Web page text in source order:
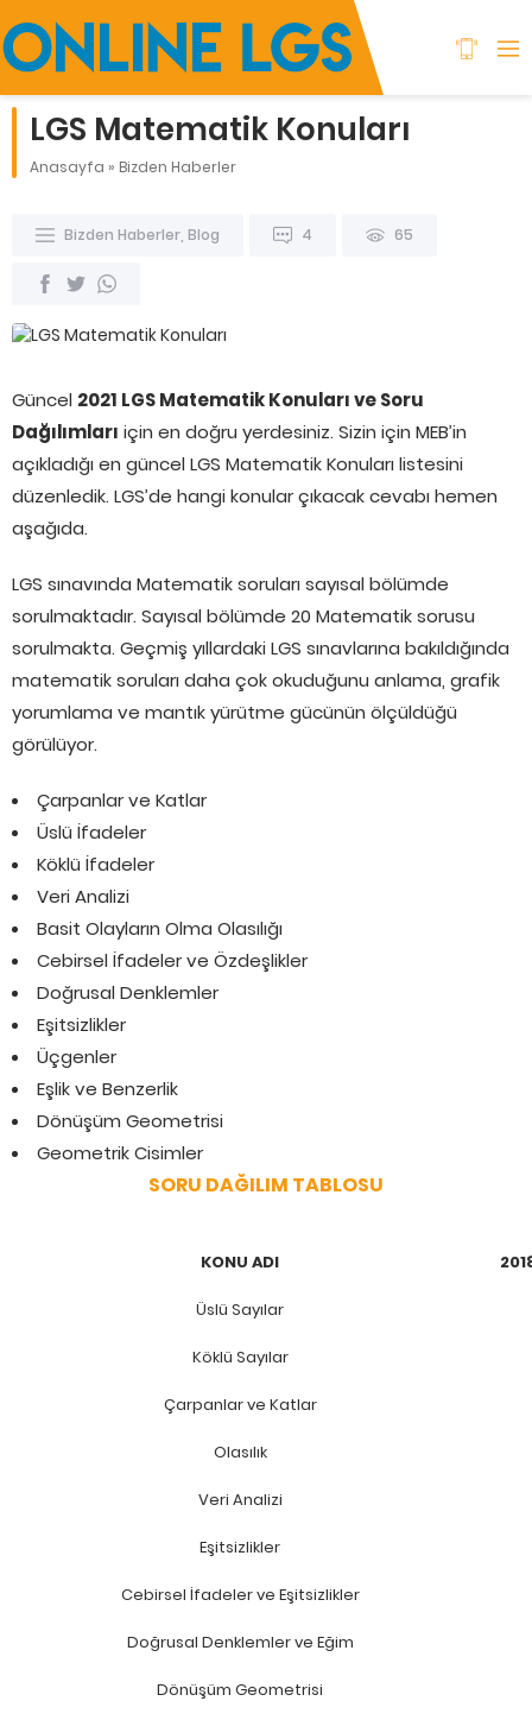
LGS Matematik Konuları
Anasayfa » Bizden Haberler
Bizden Haberler Blog 4 65
Güncel 2021 LGS Matematik Konuları ve Soru
Dağılımları için en doğru yerdesiniz. Sizin için MEB’in
açıkladığı en güncel LGS Matematik Konuları listesini
düzenledik. LGS’de hangi konular çıkacak cevabı hemen
aşağıda.
LGS sınavında Matematik soruları sayısal bölümde
sorulmaktadır. Sayısal bölümde 20 Matematik sorusu
sorulmakta. Geçmiş yıllardaki LGS sınavlarına bakıldığında
matematik soruları daha çok okuduğunu anlama, grafik
yorumlama ve mantık yürütme gücünün ölçüldüğü
görülüyor.
Çarpanlar ve Katlar
Üslü İfadeler
Köklü İfadeler
Veri Analizi
Basit Olayların Olma Olasılığı
Cebirsel İfadeler ve Özdeşlikler
Doğrusal Denklemler
Eşitsizlikler
Üçgenler
Eşlik ve Benzerlik
Dönüşüm Geometrisi
Geometrik Cisimler
SORU DAĞILIM TABLOSU
KONU ADI
Üslü Sayılar
Köklü Sayılar
Çarpanlar ve Katlar
Olasılık
Veri Analizi
Eşitsizlikler
Cebirsel İfadeler ve Eşitsizlikler
Doğrusal Denklemler ve Eğim
Dönüşüm Geometrisi